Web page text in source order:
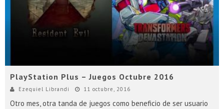
PlayStation Plus – Juegos Octubre 2016
Ezequiel Librandi 11 octubre, 2016
Otro mes, otra tanda de juegos como beneficio de ser usuario